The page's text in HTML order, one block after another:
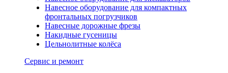
Навесное оборудование для компактных
фронтальных погрузчиков
Навесные дорожные фрезы
Накидные гусеницы
Цельнолитные колёса
Сервис и ремонт